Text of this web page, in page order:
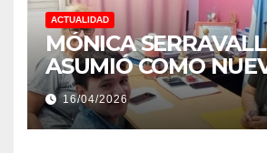
ACTUALIDAD
MÓNICA
ASUMIÓ COMO
DIRECTORA DEL
«RENÉ FAVALORO»
BASAIL.
16/04/2026